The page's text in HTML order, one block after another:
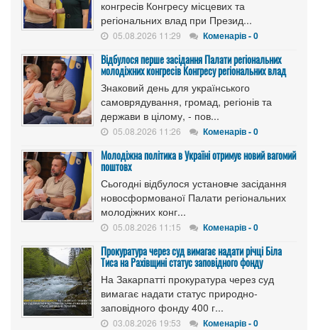
конгресів Конгресу місцевих та
регіональних влад при Презид...
05.08.2026 11:29 Коменарів - 0
Відбулося перше засідання Палати регіональних
молодіжних конгресів Конгресу регіональних влад
Знаковий день для українського
самоврядування, громад, регіонів та
держави в цілому, - пов...
05.08.2026 11:26 Коменарів - 0
Молодіжна політика в Україні отримує новий вагомий
поштовх
Сьогодні відбулося установче засідання
новосформованої Палати регіональних
молодіжних конг...
05.08.2026 11:15 Коменарів - 0
Прокуратура через суд вимагає надати річці Біла
Тиса на Рахівщині статус заповідного фонду
На Закарпатті прокуратура через суд
вимагає надати статус природно-
заповідного фонду 400 г...
03.08.2026 19:53 Коменарів - 0